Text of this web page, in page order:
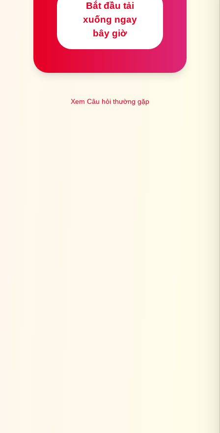
Bắt đầu tải
xuống ngay
bây giờ
Xem Câu hỏi thường gặp